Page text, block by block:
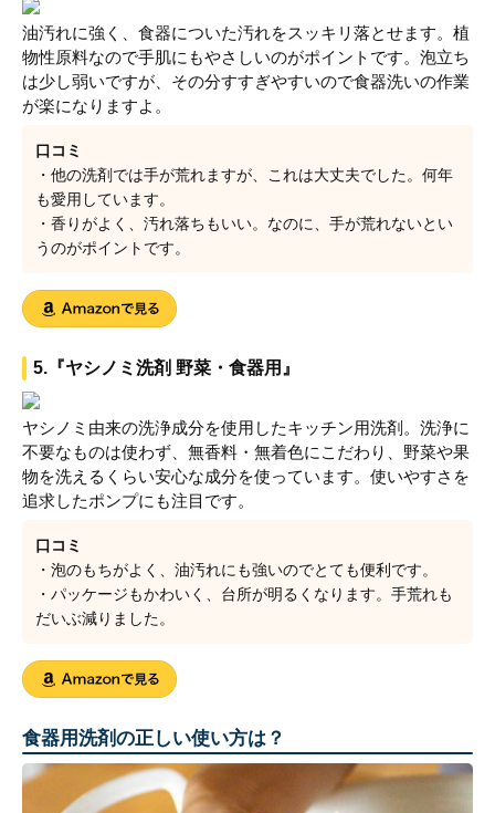
油汚れに強く、食器についた汚れをスッキリ落とせます。植
物性原料なので手肌にもやさしいのがポイントです。泡立ち
は少し弱いですが、その分すすぎやすいので食器洗いの作業
が楽になりますよ。
口コミ
・他の洗剤では手が荒れますが、これは大丈夫でした。何年
も愛用しています。
・香りがよく、汚れ落ちもいい。なのに、手が荒れないとい
うのがポイントです。
5.『ヤシノミ洗剤 野菜・食器用』
ヤシノミ由来の洗浄成分を使用したキッチン用洗剤。洗浄に
不要なものは使わず、無香料・無着色にこだわり、野菜や果
物を洗えるくらい安心な成分を使っています。使いやすさを
追求したポンプにも注目です。
口コミ
・泡のもちがよく、油汚れにも強いのでとても便利です。
・パッケージもかわいく、台所が明るくなります。手荒れも
だいぶ減りました。
食器用洗剤の正しい使い方は？